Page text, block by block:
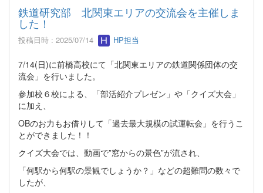
鉄道研究部 北関東エリアの交流会を主催しま
した！
投稿日時 : 2025/07/14 HP担当
7/14(日)に前橋高校にて「北関東エリアの鉄道関係団体の交
流会」を行いました。
参加校６校による、「部活紹介プレゼン」や「クイズ大会」
に加え、
OBのお力もお借りして「過去最大規模の試運転会」を行うこ
とができました！！
クイズ大会では、動画で”窓からの景色”が流され、
「何駅から何駅の景観でしょうか？」などの超難問の数々で
したが、